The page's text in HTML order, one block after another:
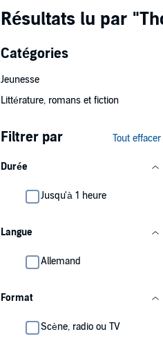
Résultats lu par
Catégories
Jeunesse
Littérature, romans et fiction
Filtrer par Tout effacer
Durée
Jusqu'à 1 heure
Langue
Allemand
Format
Scène, radio ou TV